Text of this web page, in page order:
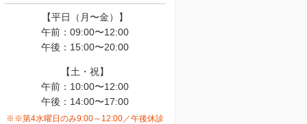
【平日（月〜金）】
午前：09:00〜12:00
午後：15:00〜20:00
【土・祝】
午前：10:00〜12:00
午後：14:00〜17:00
※※第4水曜日のみ9:00～12:00／午後休診